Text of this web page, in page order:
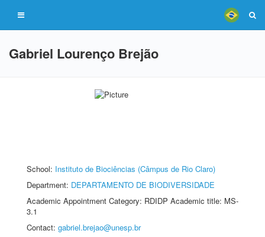
Gabriel Lourenço Brejão
School: Instituto de Biociências (Câmpus de Rio Claro)
Department: DEPARTAMENTO DE BIODIVERSIDADE
Academic Appointment Category: RDIDP Academic title: MS-
3.1
Contact: gabriel.brejao@unesp.br